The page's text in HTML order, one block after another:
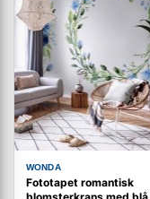
WONDA
Fototapet romantisk